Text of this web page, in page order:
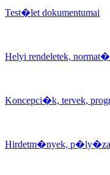
Test�let dokumentumai
Helyi rendeletek,
Koncepci�k, tervek,
Hirdetm�nyek,